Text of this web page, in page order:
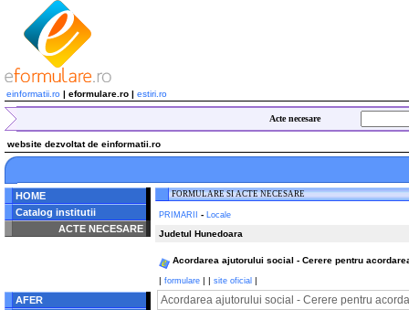
einformatii.ro | eformulare.ro | estiri.ro
Acte necesare
website dezvoltat de einformatii.ro
HOME
Catalog institutii
ACTE NECESARE
/home/eformulare.ro/public_html/navigare/stanga.php
AFER
FORMULARE SI ACTE NECESARE
PRIMARII - Locale
Judetul Hunedoara
Acordarea ajutorului social - Cerere pentru
| formulare | | site oficial |
Acordarea ajutorului social - Cerere pentru